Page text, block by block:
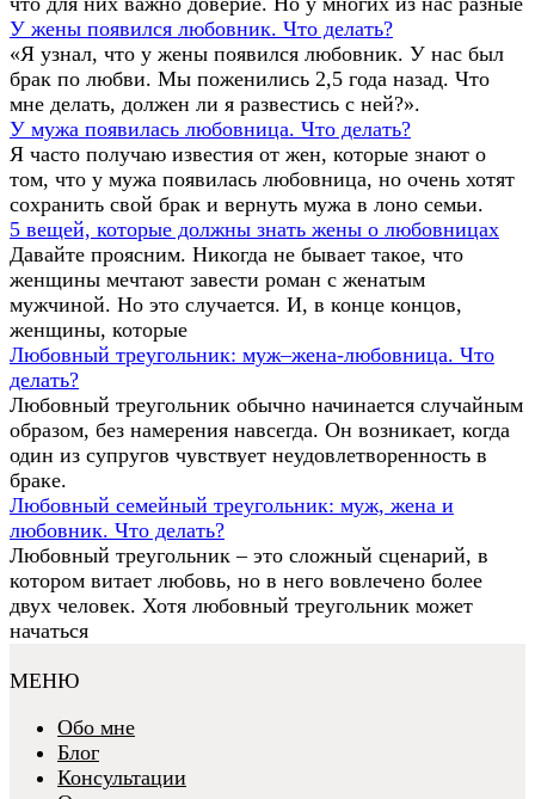
У жены появился любовник. Что делать?
«Я узнал, что у жены появился любовник. У нас был
брак по любви. Мы поженились 2,5 года назад. Что
мне делать, должен ли я развестись с ней?».
У мужа появилась любовница. Что делать?
Я часто получаю известия от жен, которые знают о
том, что у мужа появилась любовница, но очень хотят
сохранить свой брак и вернуть мужа в лоно семьи.
5 вещей, которые должны знать жены о любовницах
Давайте проясним. Никогда не бывает такое, что
женщины мечтают завести роман с женатым
мужчиной. Но это случается. И, в конце концов,
женщины, которые
Любовный треугольник: муж–жена-любовница. Что
делать?
Любовный треугольник обычно начинается случайным
образом, без намерения навсегда. Он возникает, когда
один из супругов чувствует неудовлетворенность в
браке.
Любовный семейный треугольник: муж, жена и
любовник. Что делать?
Любовный треугольник – это сложный сценарий, в
котором витает любовь, но в него вовлечено более
двух человек. Хотя любовный треугольник может
начаться
МЕНЮ
Обо мне
Блог
Консультации